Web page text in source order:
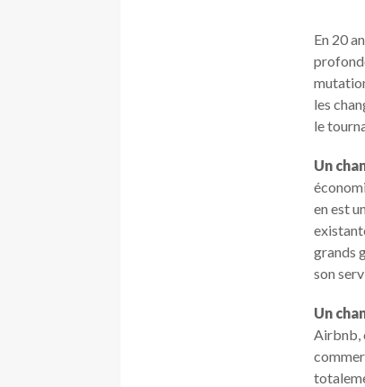
En 20
les
le
Un
en est
grands
son
Un
Airbnb,